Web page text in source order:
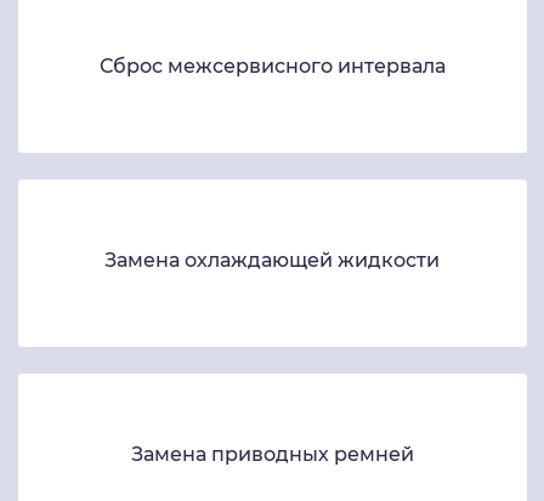
Сброс межсервисного интервала
Замена охлаждающей жидкости
Замена приводных ремней